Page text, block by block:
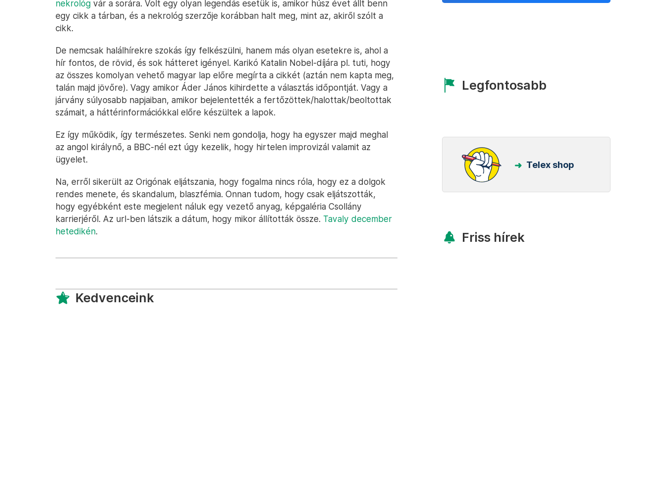
nekrológ vár a sorára. Volt egy olyan legendás esetük is, amikor húsz évet állt benn
egy cikk a tárban, és a nekrológ szerzője korábban halt meg, mint az, akiről szólt a
cikk.
De nemcsak halálhírekre szokás így felkészülni, hanem más olyan esetekre is, ahol a
hír fontos, de rövid, és sok hátteret igényel. Karikó Katalin Nobel-díjára pl. tuti, hogy
az összes komolyan vehető magyar lap előre megírta a cikkét (aztán nem kapta meg,
talán majd jövőre). Vagy amikor Áder János kihirdette a választás időpontját. Vagy a
járvány súlyosabb napjaiban, amikor bejelentették a fertőzöttek/halottak/beoltottak
számait, a háttérinformációkkal előre készültek a lapok.
Ez így működik, így természetes. Senki nem gondolja, hogy ha egyszer majd meghal
az angol királynő, a BBC-nél ezt úgy kezelik, hogy hirtelen improvizál valamit az
ügyelet.
Na, erről sikerült az Origónak eljátszania, hogy fogalma nincs róla, hogy ez a dolgok
rendes menete, és skandalum, blaszfémia. Onnan tudom, hogy csak eljátszották,
hogy egyébként este megjelent náluk egy vezető anyag, képgaléria Csollány
karrierjéről. Az url-ben látszik a dátum, hogy mikor állították össze. Tavaly december
hetedikén.
Kedvenceink
Legfontosabb
Telex shop
Friss hírek